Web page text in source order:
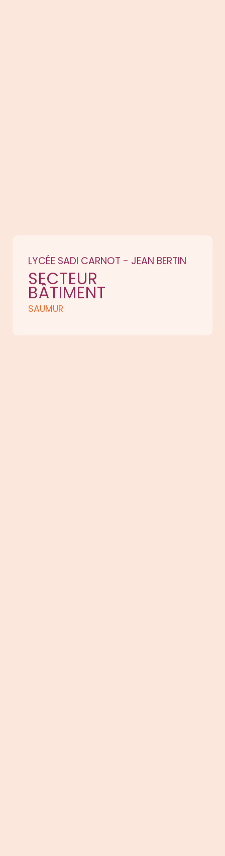
LYCÉE SADI CARNOT - JEAN BERTIN
SECTEUR
BÂTIMENT
SAUMUR